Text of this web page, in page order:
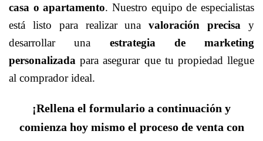
casa o apartamento. Nuestro equipo de especialistas
está listo para realizar unavaloración precisa y
desarrollar una estrategia de marketing
personalizada para asegurar que tu propiedad llegue
al comprador ideal.
¡Rellena el formulario a continuación y
comienza hoy mismo el proceso de venta con